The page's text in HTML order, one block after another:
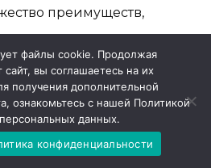
преимуществ,
дружелюбность
на электричестве, что
воздействие на
файлы cookie. Продолжая
сайт, вы соглашаетесь на их
получения дополнительной
ознакомьтесь с нашей Политикой
данных.
конфиденциальности